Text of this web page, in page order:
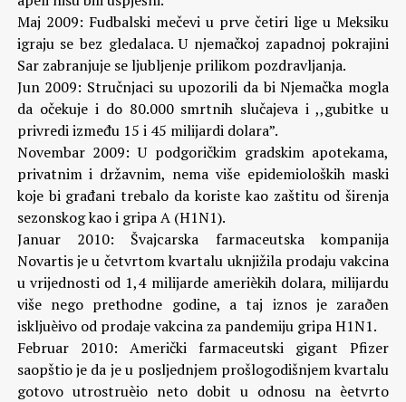
Maj 2009: Fudbalski mečevi u prve četiri lige u Meksiku
igraju se bez gledalaca. U njemačkoj zapadnoj pokrajini
Sar zabranjuje se ljubljenje prilikom pozdravljanja.
Jun 2009: Stručnjaci su upozorili da bi Njemačka mogla
da očekuje i do 80.000 smrtnih slučajeva i ,,gubitke u
privredi između 15 i 45 milijardi dolara”.
Novembar 2009: U podgoričkim gradskim apotekama,
privatnim i državnim, nema više epidemioloških maski
koje bi građani trebalo da koriste kao zaštitu od širenja
sezonskog kao i gripa A (H1N1).
Januar 2010: Švajcarska farmaceutska kompanija
Novartis je u četvrtom kvartalu uknjižila prodaju vakcina
u vrijednosti od 1,4 milijarde amerièkih dolara, milijardu
više nego prethodne godine, a taj iznos je zaraðen
iskljuèivo od prodaje vakcina za pandemiju gripa H1N1.
Februar 2010: Američki farmaceutski gigant Pfizer
saopštio je da je u posljednjem prošlogodišnjem kvartalu
gotovo utrostruèio neto dobit u odnosu na èetvrto